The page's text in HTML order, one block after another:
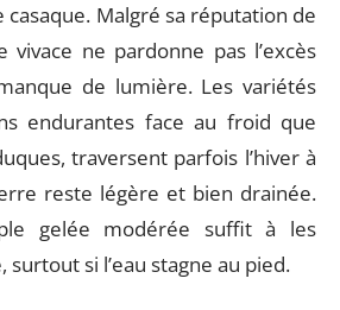
casaque. Malgré sa réputation de
vivace ne pardonne pas l’excès
de lumière. Les variétés
endurantes face au froid que
traversent parfois l’hiver à
reste légère et bien drainée.
gelée modérée suffit à les
surtout si l’eau stagne au pied.